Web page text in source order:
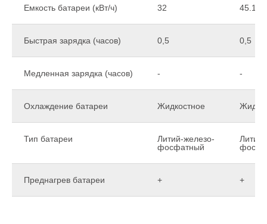
Емкость батареи (кВт/ч) 32 45.1
Быстрая зарядка (часов) 0,5 0,5
Медленная зарядка (часов) - -
Охлаждение батареи Жидкостное
Тип батареи
Литий-железо-
фосфатный
Преднагрев батареи + +